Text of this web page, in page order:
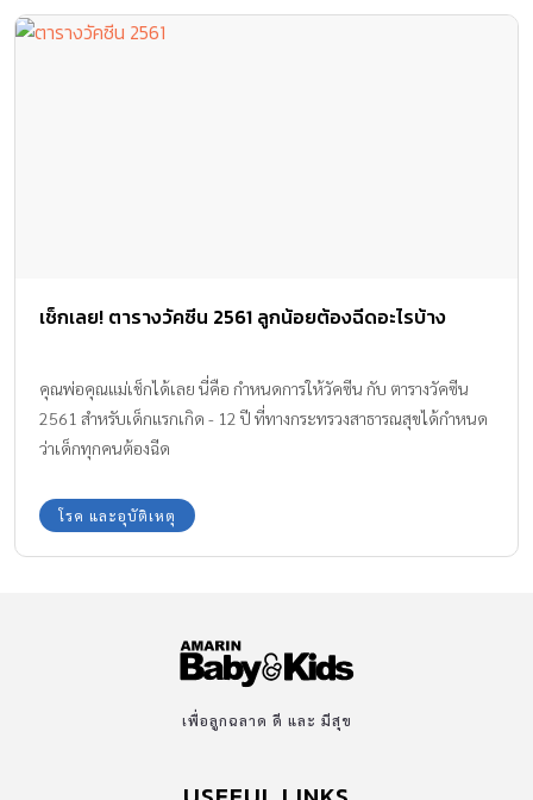
เช็กเลย! ตารางวัคซีน 2561 ลูกน้อยต้องฉีดอะไรบ้าง
คุณพ่อคุณแม่เช็กได้เลย นี่คือ กำหนดการให้วัคซีน กับ ตารางวัคซีน
2561 สำหรับเด็กแรกเกิด - 12 ปี ที่ทางกระทรวงสาธารณสุขได้กำหนด
ว่าเด็กทุกคนต้องฉีด
โรค และอุบัติเหตุ
เพื่อลูกฉลาด ดี และ มีสุข